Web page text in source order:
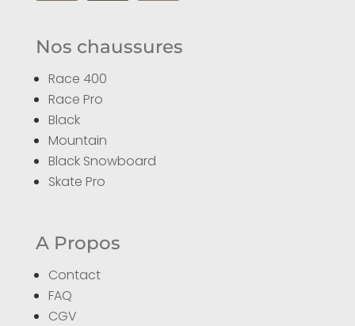
Nos chaussures
Race 400
Race Pro
Black
Mountain
Black Snowboard
Skate Pro
A Propos
Contact
FAQ
CGV